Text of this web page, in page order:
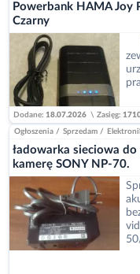
Powerbank HAMA Joy
Czarny
Dodane:18.07.2026 \ Zasięg:
Ogłoszenia / Sprzedam /
ładowarka sieciowa
kamerę SONY NP-70.